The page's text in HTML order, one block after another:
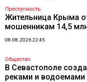
Преступность
Жительница Крыма
мошенникам 14,5
08.08.2026 22:45
Общество
В Севастополе
реками и водоемами